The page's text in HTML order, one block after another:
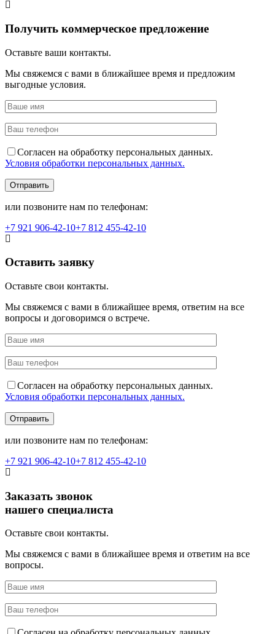
Получить коммерческое предложение
Оставьте ваши контакты.
Мы свяжемся с вами в ближайшее время и предложим
выгодные условия.
Согласен на обработку персональных данных.
Условия обработки персональных данных.
или позвоните нам по телефонам:
+7 921 906-42-10+7 812 455-42-10
Оставить заявку
Оставьте свои контакты.
Мы свяжемся с вами в ближайшее время, ответим на все
вопросы и договоримся о встрече.
Согласен на обработку персональных данных.
Условия обработки персональных данных.
или позвоните нам по телефонам:
+7 921 906-42-10+7 812 455-42-10
Заказать звонок
нашего специалиста
Оставьте свои контакты.
Мы свяжемся с вами в ближайшее время и ответим на все
вопросы.